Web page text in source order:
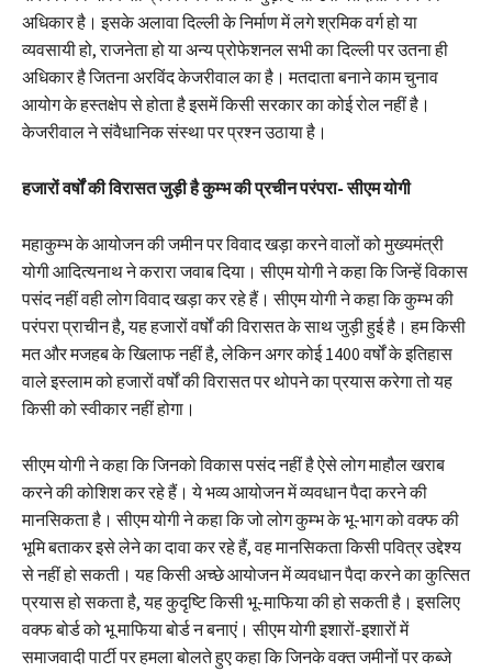
अधिकार है। इसके अलावा दिल्ली के निर्माण में लगे श्रमिक वर्ग हो या
व्यवसायी हो, राजनेता हो या अन्य प्रोफेशनल सभी का दिल्ली पर उतना ही
अधिकार है जितना अरविंद केजरीवाल का है। मतदाता बनाने काम चुनाव
आयोग के हस्तक्षेप से होता है इसमें किसी सरकार का कोई रोल नहीं है।
केजरीवाल ने संवैधानिक संस्था पर प्रश्न उठाया है।
हजारों वर्षों की विरासत जुड़ी है कुम्भ की प्रचीन परंपरा- सीएम योगी
महाकुम्भ के आयोजन की जमीन पर विवाद खड़ा करने वालों को मुख्यमंत्री
योगी आदित्यनाथ ने करारा जवाब दिया। सीएम योगी ने कहा कि जिन्हें विकास
पसंद नहीं वही लोग विवाद खड़ा कर रहे हैं। सीएम योगी ने कहा कि कुम्भ की
परंपरा प्राचीन है, यह हजारों वर्षों की विरासत के साथ जुड़ी हुई है। हम किसी
मत और मजहब के खिलाफ नहीं है, लेकिन अगर कोई 1400 वर्षों के इतिहास
वाले इस्लाम को हजारों वर्षों की विरासत पर थोपने का प्रयास करेगा तो यह
किसी को स्वीकार नहीं होगा।
सीएम योगी ने कहा कि जिनको विकास पसंद नहीं है ऐसे लोग माहौल खराब
करने की कोशिश कर रहे हैं। ये भव्य आयोजन में व्यवधान पैदा करने की
मानसिकता है। सीएम योगी ने कहा कि जो लोग कुम्भ के भू-भाग को वक्फ की
भूमि बताकर इसे लेने का दावा कर रहे हैं, वह मानसिकता किसी पवित्र उद्देश्य
से नहीं हो सकती। यह किसी अच्छे आयोजन में व्यवधान पैदा करने का कुत्सित
प्रयास हो सकता है, यह कुदृष्टि किसी भू-माफिया की हो सकती है। इसलिए
वक्फ बोर्ड को भू माफिया बोर्ड न बनाएं। सीएम योगी इशारों-इशारों में
समाजवादी पार्टी पर हमला बोलते हुए कहा कि जिनके वक्त जमीनों पर कब्जे